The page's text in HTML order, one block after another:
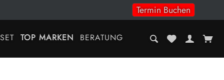
Termin Buchen
TOP MARKEN BERATUNG